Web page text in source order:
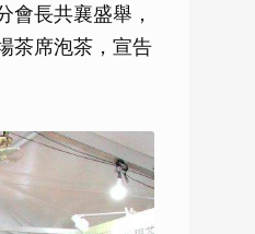
會長共襄盛舉，
茶席泡茶，宣告